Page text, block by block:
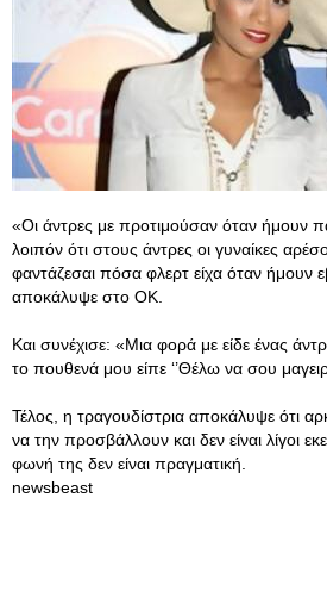
«Οι άντρες με προτιμούσαν όταν ήμουν
λοιπόν ότι στους άντρες οι γυναίκες
φαντάζεσαι πόσα φλερτ είχα όταν ήμουν
αποκάλυψε στο ΟΚ.
Και συνέχισε: «Μια φορά με είδε ένας
το πουθενά μου είπε ‘’Θέλω να σου
Τέλος, η τραγουδίστρια αποκάλυψε ότι
να την προσβάλλουν και δεν είναι λίγοι
φωνή της δεν είναι πραγματική.
newsbeast